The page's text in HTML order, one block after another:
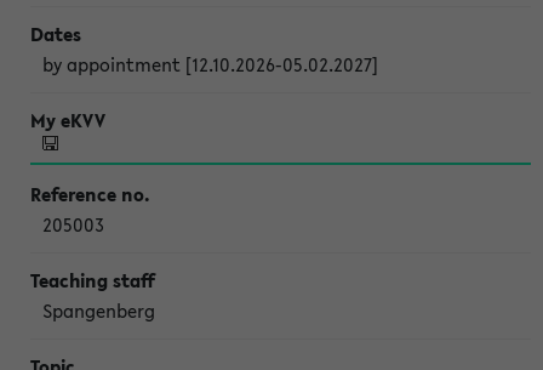
by appointment [12.10.2026-05.02.2027]
205003
Spangenberg